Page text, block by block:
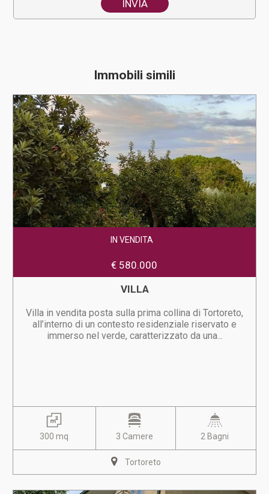
Immobili simili
IN VENDITA
€ 580.000
VILLA
Villa in vendita posta sulla prima collina di Tortoreto,
all’interno di un contesto residenziale riservato e
immerso nel verde, caratterizzato da una...
300 mq 3 Camere 2 Bagni
Tortoreto